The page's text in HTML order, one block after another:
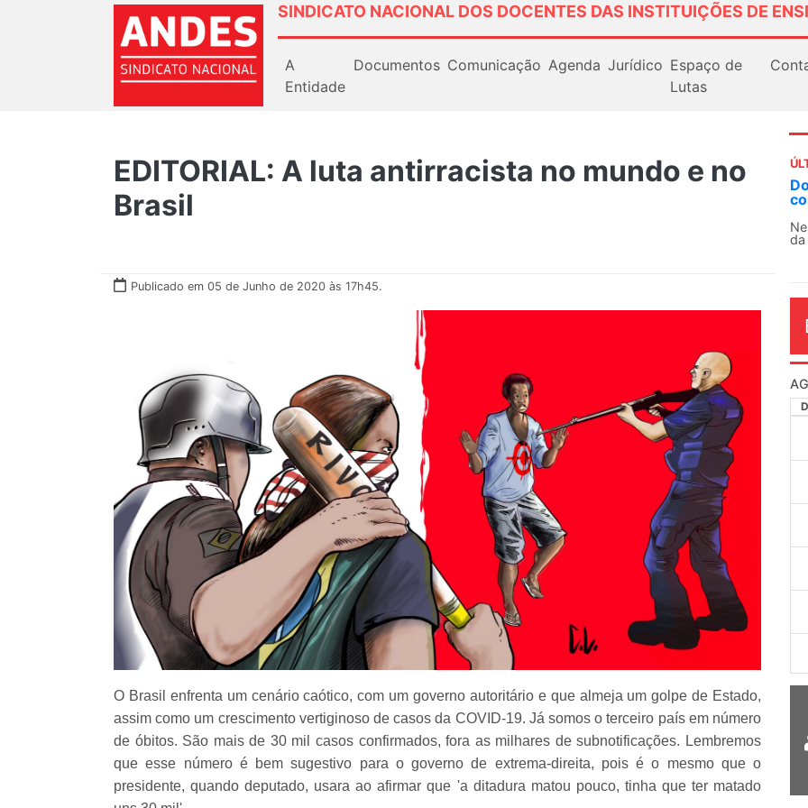
SINDICATO NACIONAL DOS DOCENTES DAS INSTITUIÇÕES DE
A
Entidade
Documentos Comunicação Agenda Jurídico Espaço de
Lutas
EDITORIAL: A luta antirracista no mundo e no
Brasil
Publicado em 05 de Junho de 2020 às 17h45.
O Brasil enfrenta um cenário caótico, com um governo autoritário e que almeja um golpe de Estado,
assim como um crescimento vertiginoso de casos da COVID-19. Já somos o terceiro país em número
de óbitos. São mais de 30 mil casos confirmados, fora as milhares de subnotificações. Lembremos
que esse número é bem sugestivo para o governo de extrema-direita, pois é o mesmo que o
presidente, quando deputado, usara ao afirmar que 'a ditadura matou pouco, tinha que ter matado
Docentes paralisam novamente as atividades